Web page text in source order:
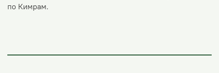
по Кимрам.